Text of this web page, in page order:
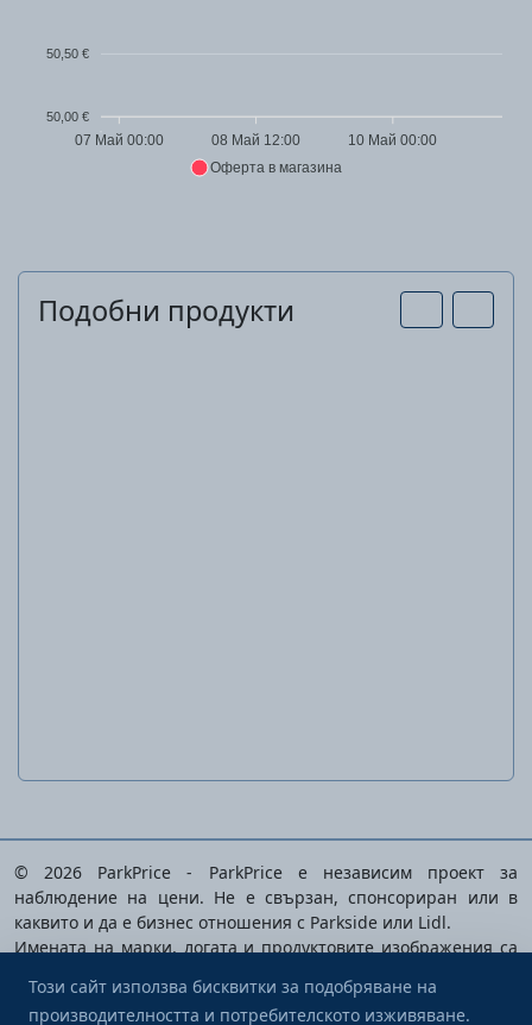
50,50 €
50,00 €
07 Май 00:00 08 Май 12:00 10 Май 00:00
Оферта в магазина
Подобни продукти
© 2026 ParkPrice - ParkPrice е независим проект за
наблюдение на цени. Не е свързан, спонсориран или в
каквито и да е бизнес отношения с Parkside или Lidl.
Имената на марки, логата и продуктовите изображения са
единствено за идентифициране на анализираните
Този сайт използва бисквитки за подобряване на
производителността и потребителското изживяване.